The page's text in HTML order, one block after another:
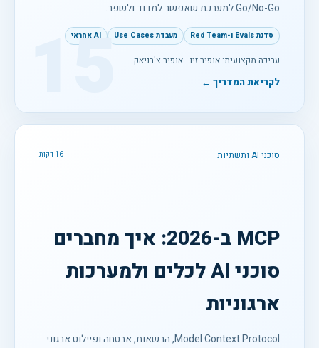
Go/No-Go למערכת שאפשר למדוד ולשפר.
סדנת Evals ו-Red Team מעבדת Use Cases AI אחראי
עריכה מקצועית: אופיר זיו · אופיר צ'רניאק
לקריאת המדריך ← 15
סוכני AI ותשתיות 16 דקות
MCP ב-2026: איך מחברים
סוכני AI לכלים ולמערכות
ארגוניות
Model Context Protocol, הרשאות, אבטחה ופיילוט ארגוני